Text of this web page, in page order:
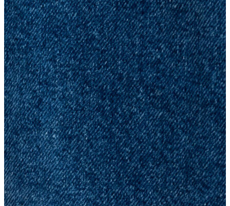
Yeni Sezon
Kadın Jean
Kadın Jean
Pantolon
Ceket
Gömlek
Elbise
Etek
Erkek Jean
Erkek Jean
Pantolon
Ceket
Gömlek
Aksesuar
Aksesuar
Kadın Aksesuar
Kadın Aksesuar
Çorap
Bere
Eldiven
Kemer
Parfüm